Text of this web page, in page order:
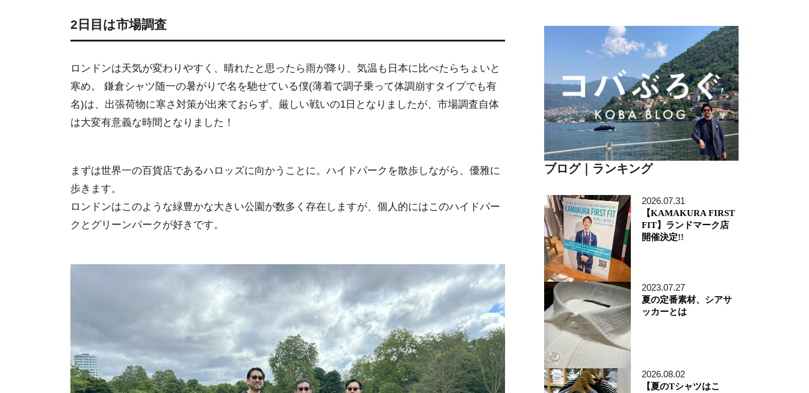
2日目は市場調査
ロンドンは天気が変わりやすく、晴れたと思ったら雨が降り、気温も日本に比べたらちょいと
寒め。 鎌倉シャツ随一の暑がりで名を馳せている僕(薄着で調子乗って体調崩すタイプでも有
名)は、出張荷物に寒さ対策が出来ておらず、厳しい戦いの1日となりましたが、市場調査自体
は大変有意義な時間となりました！
まずは世界一の百貨店であるハロッズに向かうことに。ハイドパークを散歩しながら、優雅に
歩きます。
ロンドンはこのような緑豊かな大きい公園が数多く存在しますが、個人的にはこのハイドパー
クとグリーンパークが好きです。
ブログ｜ランキング
2026.07.31
【KAMAKURA FIRST
FIT】ランドマーク店
開催決定!!
2023.07.27
夏の定番素材、シアサ
ッカーとは
2026.08.02
【夏のTシャツはこ